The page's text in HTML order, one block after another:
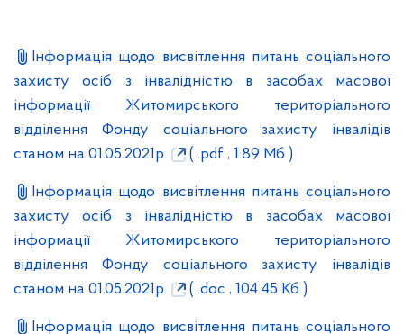
Інформація щодо висвітлення питань соціального
захисту осіб з інвалідністю в засобах масової
інформації Житомирського територіального
відділення Фонду соціального захисту інвалідів
станом на 01.05.2021р.
( .pdf , 1.89 Мб )
Інформація щодо висвітлення питань соціального
захисту осіб з інвалідністю в засобах масової
інформації Житомирського територіального
відділення Фонду соціального захисту інвалідів
станом на 01.05.2021р.
( .doc , 104.45 Кб )
Інформація щодо висвітлення питань соціального